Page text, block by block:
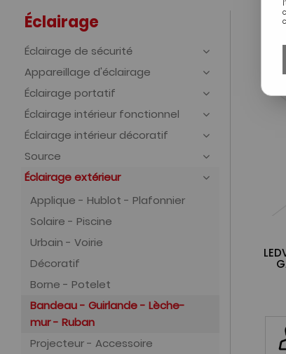
Éclairage
Éclairage de sécurité
Appareillage d'éclairage
Éclairage portatif
Éclairage intérieur fonctionnel
Éclairage intérieur décoratif
Source
Éclairage extérieur
Applique - Hublot - Plafonnier
Solaire - Piscine
Urbain - Voirie
Décoratif
Borne - Potelet
Bandeau - Guirlande - Lèche-
mur - Ruban
Projecteur - Accessoire